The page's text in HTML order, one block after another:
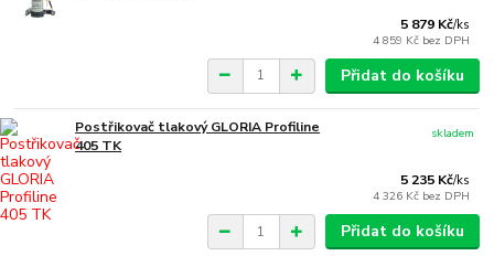
5 879 Kč/ks
4 859 Kč bez DPH
Přidat do košíku
Postřikovač tlakový GLORIA Profiline
405 TK
5 235 Kč/ks
4 326 Kč bez DPH
skladem
Přidat do košíku